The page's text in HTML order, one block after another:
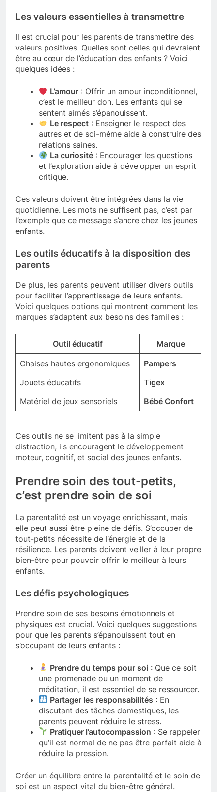
Les valeurs essentielles à transmettre
Il est crucial pour les parents de transmettre des
valeurs positives. Quelles sont celles qui devraient
être au cœur de l’éducation des enfants ? Voici
quelques idées :
L’amour : Offrir un amour inconditionnel,
c’est le meilleur don. Les enfants qui se
sentent aimés s’épanouissent.
Le respect : Enseigner le respect des
autres et de soi-même aide à construire des
relations saines.
La curiosité : Encourager les questions
et l’exploration aide à développer un esprit
critique.
Ces valeurs doivent être intégrées dans la vie
quotidienne. Les mots ne suffisent pas, c’est par
l’exemple que ce message s’ancre chez les jeunes
enfants.
Les outils éducatifs à la disposition des
parents
De plus, les parents peuvent utiliser divers outils
pour faciliter l’apprentissage de leurs enfants.
Voici quelques options qui montrent comment les
marques s’adaptent aux besoins des familles :
Outil éducatif Marque
Chaises hautes ergonomiques
Pampers
Jouets éducatifs
Tigex
Matériel de jeux sensoriels
Bébé Confort
Ces outils ne se limitent pas à la simple
distraction, ils encouragent le développement
moteur, cognitif, et social des jeunes enfants.
Prendre soin des tout-petits,
c’est prendre soin de soi
La parentalité est un voyage enrichissant, mais
elle peut aussi être pleine de défis. S’occuper de
tout-petits nécessite de l’énergie et de la
résilience. Les parents doivent veiller à leur propre
bien-être pour pouvoir offrir le meilleur à leurs
enfants.
Les défis psychologiques
Prendre soin de ses besoins émotionnels et
physiques est crucial. Voici quelques suggestions
pour que les parents s’épanouissent tout en
s’occupant de leurs enfants :
Prendre du temps pour soi : Que ce soit
une promenade ou un moment de
méditation, il est essentiel de se ressourcer.
Partager les responsabilités : En
discutant des tâches domestiques, les
parents peuvent réduire le stress.
Pratiquer l’autocompassion : Se rappeler
qu’il est normal de ne pas être parfait aide à
réduire la pression.
Créer un équilibre entre la parentalité et le soin de
soi est un aspect vital du bien-être général.